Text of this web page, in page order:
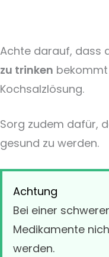
Achte darauf, dass
zu trinken
Kochsalzlösung.
Sorg zudem dafür,
gesund zu werden.
Achtung
Bei einer
Medikamente
werden.